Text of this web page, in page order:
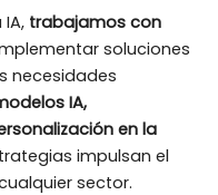
trabajamos con
soluciones
necesidades
IA,
en la
impulsan el
sector.